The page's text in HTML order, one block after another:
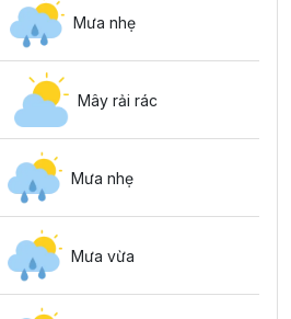
Mưa nhẹ
Mây rải rác
Mưa nhẹ
Mưa vừa